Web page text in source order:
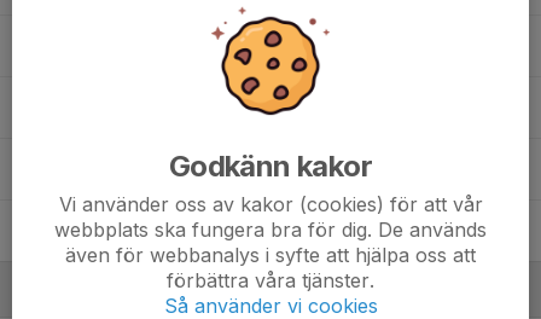
Lucas Harrison Clevesjö
Matteo Gerde'n
Sixten Ekengren/Widman
Godkänn kakor
Vi använder oss av kakor (cookies) för att vår
webbplats ska fungera bra för dig. De används
även för webbanalys i syfte att hjälpa oss att
förbättra våra tjänster.
Så använder vi cookies